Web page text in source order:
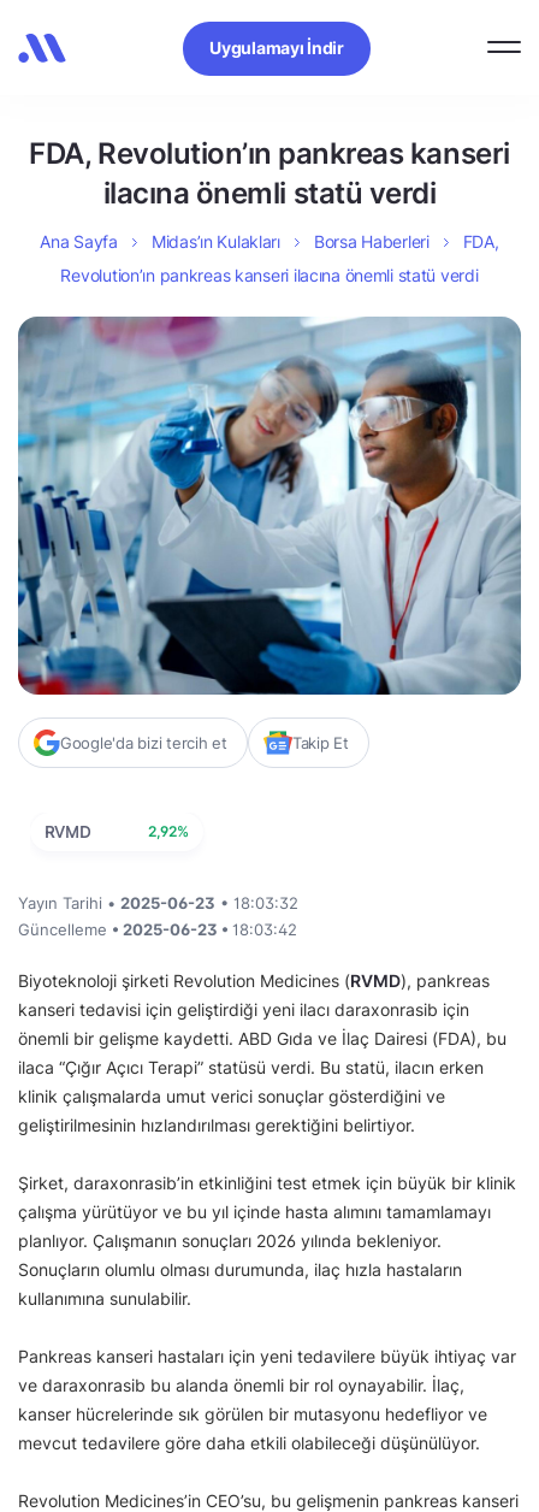
Uygulamayı İndir
FDA, Revolution’ın pankreas kanseri
ilacına önemli statü verdi
Ana Sayfa Midas’ın Kulakları Borsa Haberleri
FDA,
Revolution’ın pankreas kanseri ilacına önemli statü verdi
Google'da bizi tercih et Takip Et
RVMD 2,92%
Yayın Tarihi • 2025-06-23 • 18:03:32
Güncelleme • 2025-06-23 • 18:03:42
Biyoteknoloji şirketi Revolution Medicines (RVMD), pankreas
kanseri tedavisi için geliştirdiği yeni ilacı daraxonrasib için
önemli bir gelişme kaydetti. ABD Gıda ve İlaç Dairesi (FDA), bu
ilaca “Çığır Açıcı Terapi” statüsü verdi. Bu statü, ilacın erken
klinik çalışmalarda umut verici sonuçlar gösterdiğini ve
geliştirilmesinin hızlandırılması gerektiğini belirtiyor.
Şirket, daraxonrasib’in etkinliğini test etmek için büyük bir klinik
çalışma yürütüyor ve bu yıl içinde hasta alımını tamamlamayı
planlıyor. Çalışmanın sonuçları 2026 yılında bekleniyor.
Sonuçların olumlu olması durumunda, ilaç hızla hastaların
kullanımına sunulabilir.
Pankreas kanseri hastaları için yeni tedavilere büyük ihtiyaç var
ve daraxonrasib bu alanda önemli bir rol oynayabilir. İlaç,
kanser hücrelerinde sık görülen bir mutasyonu hedefliyor ve
mevcut tedavilere göre daha etkili olabileceği düşünülüyor.
Revolution Medicines’in CEO’su, bu gelişmenin pankreas kanseri